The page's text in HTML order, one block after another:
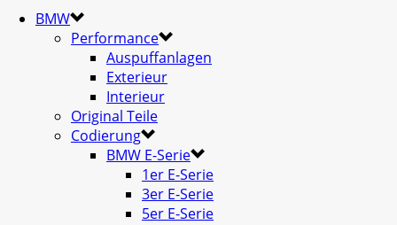
BMW
Performance
Auspuffanlagen
Exterieur
Interieur
Original Teile
Codierung
BMW E-Serie
1er E-Serie
3er E-Serie
5er E-Serie